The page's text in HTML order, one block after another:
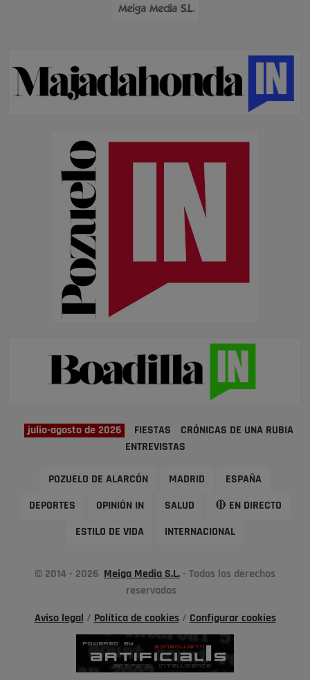
julio-agosto de 2026 FIESTAS
CRÓNICAS DE UNA RUBIA
ENTREVISTAS
POZUELO DE ALARCÓN MADRID ESPAÑA
DEPORTES OPINIÓN IN SALUD 🔴 EN DIRECTO
ESTILO DE VIDA INTERNACIONAL
© 2014 - 2026 Meiga Media S.L. - Todos los derechos
reservados
Aviso legal / Política de cookies/ Configurar cookies